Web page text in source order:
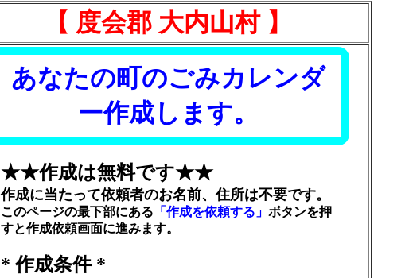
【 度会郡 大内山村 】
あなたの町のごみカレンダ
ー作成します。
★★作成は無料です★★
作成に当たって依頼者のお名前、住所は不要です。
このページの最下部にある 「作成を依頼する」 ボタンを押
すと作成依頼画面に進みます。
* 作成条件 *